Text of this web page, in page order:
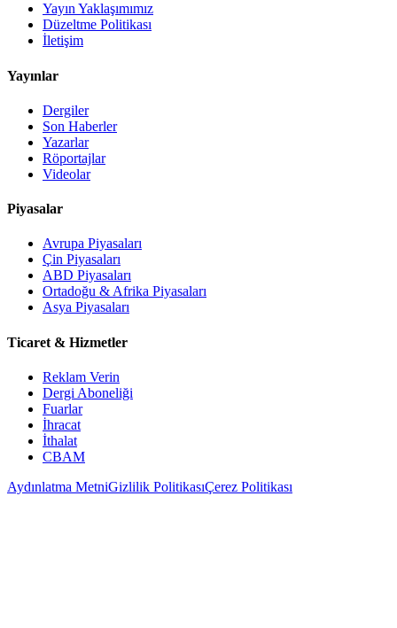
Yayın Yaklaşımımız
Düzeltme Politikası
İletişim
Yayınlar
Dergiler
Son Haberler
Yazarlar
Röportajlar
Videolar
Piyasalar
Avrupa Piyasaları
Çin Piyasaları
ABD Piyasaları
Ortadoğu & Afrika Piyasaları
Asya Piyasaları
Ticaret & Hizmetler
Reklam Verin
Dergi Aboneliği
Fuarlar
İhracat
İthalat
CBAM
Aydınlatma MetniGizlilik PolitikasıÇerez Politikası